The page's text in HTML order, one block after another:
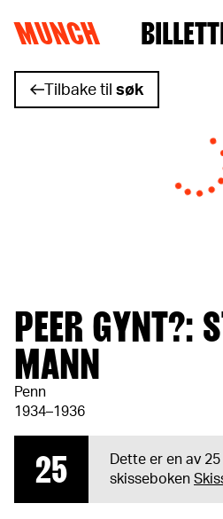
Hopp til innhold
MUNCH
Tilbake til søk
PEER GYNT?:
MANN
Penn
1934–1936
25
Dette er en av
skisseboken